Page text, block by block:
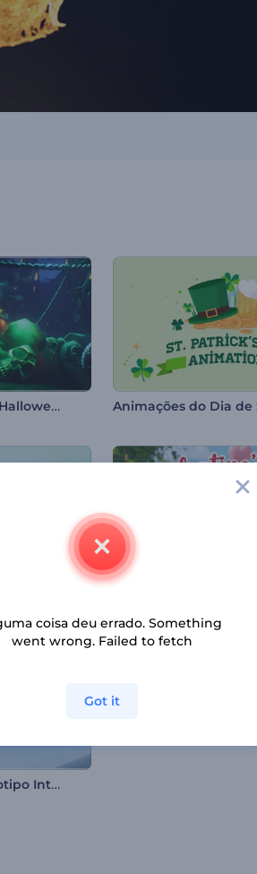
Noite Assustadora de Halloween
Apresentação de Logotipo Interrupção Rápida
coisa deu errado. Something
went wrong. Failed to fetch
Got it